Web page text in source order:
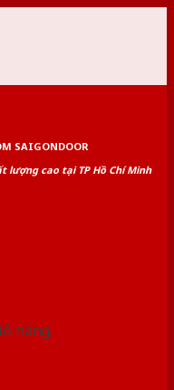
SAIGONDOOR
lượng cao tại TP Hồ Chí Minh
hàng.